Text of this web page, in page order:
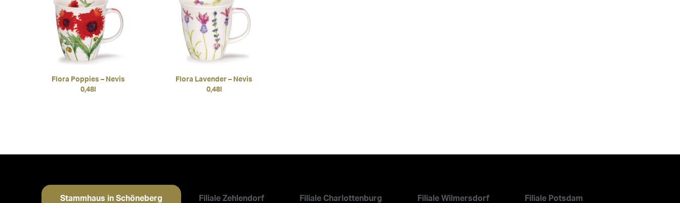
Flora Poppies – Nevis
0,48l
Flora Lavender – Nevis
0,48l
Stammhaus in Schöneberg Filiale Zehlendorf Filiale Charlottenburg Filiale Wilmersdorf Filiale Potsdam